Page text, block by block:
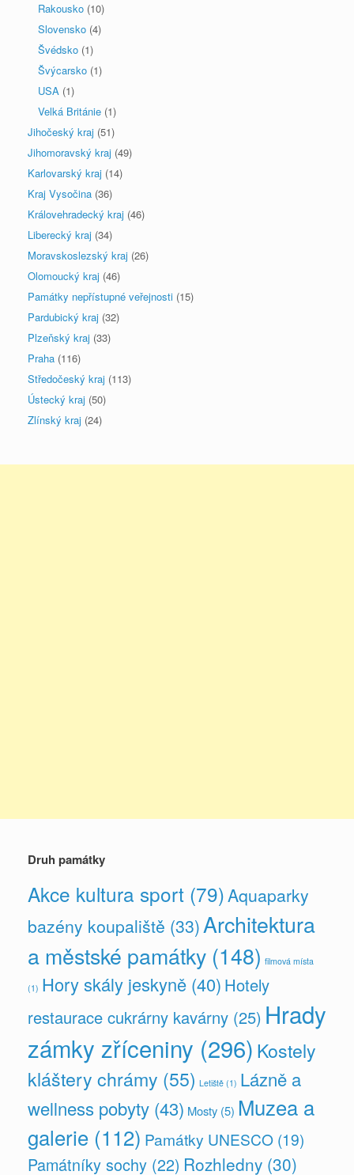
Rakousko (10)
Slovensko (4)
Švédsko (1)
Švýcarsko (1)
USA (1)
Velká Británie (1)
Jihočeský kraj (51)
Jihomoravský kraj (49)
Karlovarský kraj (14)
Kraj Vysočina (36)
Královehradecký kraj (46)
Liberecký kraj (34)
Moravskoslezský kraj (26)
Olomoucký kraj (46)
Památky nepřístupné veřejnosti (15)
Pardubický kraj (32)
Plzeňský kraj (33)
Praha (116)
Středočeský kraj (113)
Ústecký kraj (50)
Zlínský kraj (24)
Druh památky
Akce kultura sport (79)Aquaparky
bazény koupaliště (33)Architektura
a městské památky (148) filmová místa
(1) Hory skály jeskyně (40) Hotely
restaurace cukrárny kavárny (25) Hrady
zámky zříceniny (296) Kostely
kláštery chrámy (55) Letiště (1) Lázně a
wellness pobyty (43) Mosty (5) Muzea a
galerie (112) Památky UNESCO (19)
Památníky sochy (22) Rozhledny (30)